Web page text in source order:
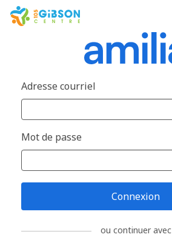
Adresse courriel
Mot de passe
Connexion
ou continuer avec